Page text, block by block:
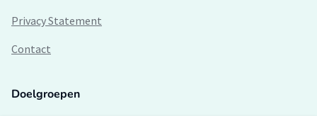
Privacy Statement
Contact
Doelgroepen